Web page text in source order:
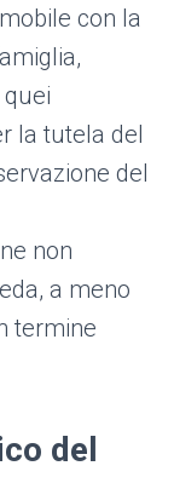
con la
la tutela del
del
non
a meno
termine
del